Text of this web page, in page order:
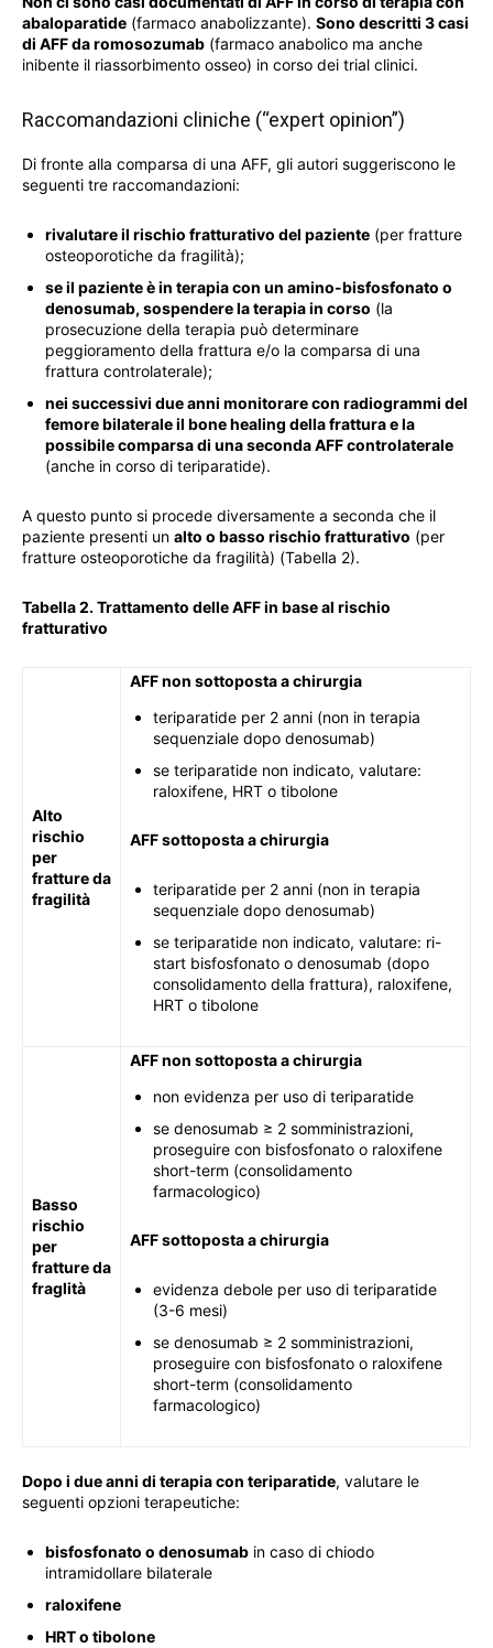
abaloparatide (farmaco anabolizzante). Sono descritti 3 casi
di AFF da romosozumab (farmaco anabolico ma anche
inibente il riassorbimento osseo) in corso dei trial clinici.
Raccomandazioni cliniche (“expert opinion”)
Di fronte alla comparsa di una AFF, gli autori suggeriscono le
seguenti tre raccomandazioni:
rivalutare il rischio fratturativo del paziente (per fratture
osteoporotiche da fragilità);
se il paziente è in terapia con un amino-bisfosfonato o
denosumab, sospendere la terapia in corso (la
prosecuzione della terapia può determinare
peggioramento della frattura e/o la comparsa di una
frattura controlaterale);
nei successivi due anni monitorare con radiogrammi del
femore bilaterale il bone healing della frattura e la
possibile comparsa di una seconda AFF controlaterale
(anche in corso di teriparatide).
A questo punto si procede diversamente a seconda che il
paziente presenti un alto o basso rischio fratturativo (per
fratture osteoporotiche da fragilità) (Tabella 2).
Tabella 2. Trattamento delle AFF in base al rischio
fratturativo
Alto
rischio
per
fratture da
fragilità
AFF non sottoposta a chirurgia
teriparatide per 2 anni (non in terapia
sequenziale dopo denosumab)
se teriparatide non indicato, valutare:
raloxifene, HRT o tibolone
AFF sottoposta a chirurgia
teriparatide per 2 anni (non in terapia
sequenziale dopo denosumab)
se teriparatide non indicato, valutare: ri-
start bisfosfonato o denosumab (dopo
consolidamento della frattura), raloxifene,
HRT o tibolone
Basso
rischio
per
fratture da
fraglità
AFF non sottoposta a chirurgia
non evidenza per uso di teriparatide
se denosumab ≥ 2 somministrazioni,
proseguire con bisfosfonato o raloxifene
short-term (consolidamento
farmacologico)
AFF sottoposta a chirurgia
evidenza debole per uso di teriparatide
(3-6 mesi)
se denosumab ≥ 2 somministrazioni,
proseguire con bisfosfonato o raloxifene
short-term (consolidamento
farmacologico)
Dopo i due anni di terapia con teriparatide, valutare le
seguenti opzioni terapeutiche:
bisfosfonato o denosumab in caso di chiodo
intramidollare bilaterale
raloxifene
HRT o tibolone